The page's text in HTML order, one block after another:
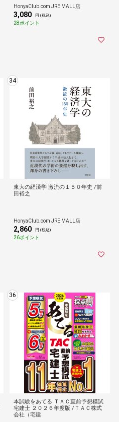
HonyaClub.com JRE MALL店
3,080 円 (税込)
28ポイント
34
東大の経済学 激流の１５０年史 /前
田裕之
HonyaClub.com JRE MALL店
2,860 円 (税込)
26ポイント
36
本試験をあてる ＴＡＣ直前予想模試
宅建士 ２０２６年度版 /ＴＡＣ株式
会社（宅建